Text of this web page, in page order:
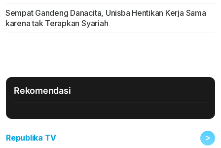
Sempat Gandeng Danacita, Unisba Hentikan Kerja Sama
karena tak Terapkan Syariah
Rekomendasi
Republika TV >